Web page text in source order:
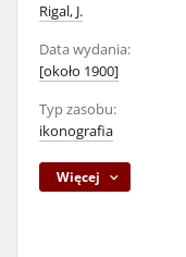
Rigal, J.
Data wydania:
[około 1900]
Typ zasobu:
ikonografia
Więcej